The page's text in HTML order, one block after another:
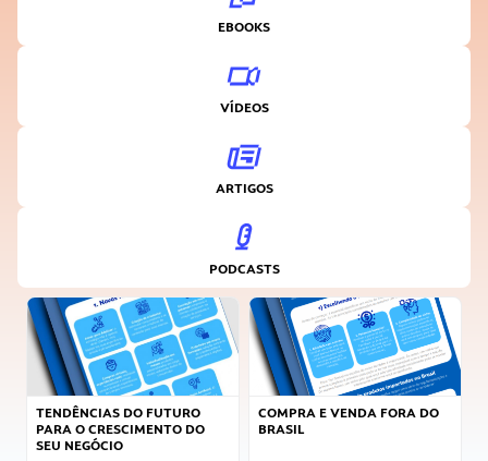
EBOOKS
VÍDEOS
ARTIGOS
PODCASTS
TENDÊNCIAS DO FUTURO
PARA O CRESCIMENTO DO
SEU NEGÓCIO
COMPRA E VENDA FORA DO
BRASIL